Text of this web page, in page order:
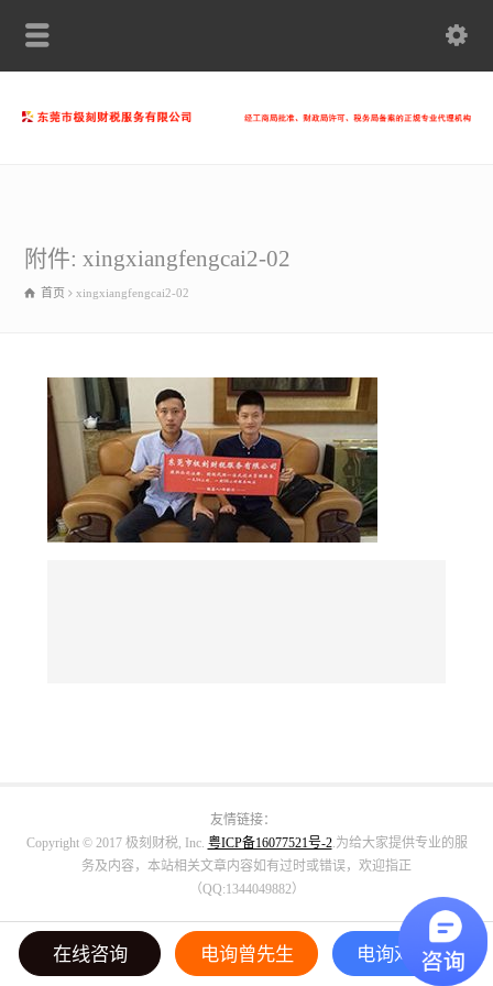
附件: xingxiangfengcai2-02
首页 xingxiangfengcai2-02
友情链接：
Copyright © 2017 极刻财税, Inc. 粤ICP备16077521号-2.为给大家提供专业的服
务及内容，本站相关文章内容如有过时或错误，欢迎指正
（QQ:1344049882）
在线咨询 电询曾先生 电询邓小姐